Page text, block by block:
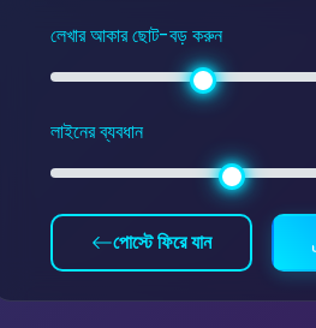
লেখার আকার ছোট-বড় করুন
লাইনের ব্যবধান
পোস্টে ফিরে যান